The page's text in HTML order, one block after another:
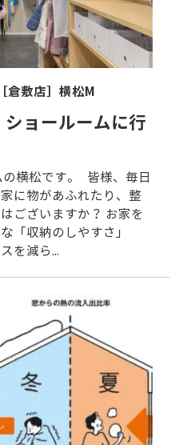
［倉敷店］ 横松M
ョールームに行
横松です。 皆様、毎日
に物があふれたり、整
ございますか？ お家を
「収納のしやすさ」
を減ら...